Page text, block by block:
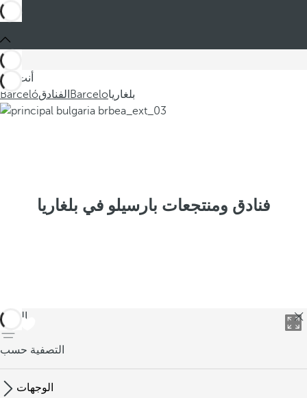
أنت في
Barcelóالفنادق Barceloبلغاريا
فنادق ومنتجعات بارسيلو في بلغاريا
العودة
التصفية حسب
الوجهات